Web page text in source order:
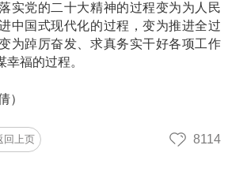
实党的二十大精神的过程变为为人民
中国式现代化的过程，变为推进全过
为踔厉奋发、求真务实干好各项工作
福的过程。
）
回上页 8114